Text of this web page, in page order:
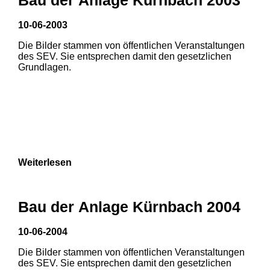
1 2
10-06-2003
Die Bilder stammen von öffentlichen Veranstaltungen
des SEV. Sie entsprechen damit den gesetzlichen
Grundlagen.
Weiterlesen
Bau der Anlage Kürnbach 2004
10-06-2004
Die Bilder stammen von öffentlichen Veranstaltungen
des SEV. Sie entsprechen damit den gesetzlichen